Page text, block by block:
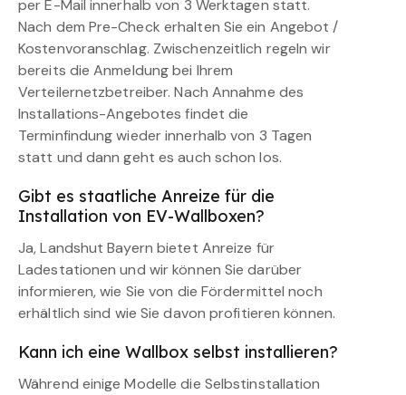
per E-Mail innerhalb von 3 Werktagen statt.
Nach dem Pre-Check erhalten Sie ein Angebot /
Kostenvoranschlag. Zwischenzeitlich regeln wir
bereits die Anmeldung bei Ihrem
Verteilernetzbetreiber. Nach Annahme des
Installations-Angebotes findet die
Terminfindung wieder innerhalb von 3 Tagen
statt und dann geht es auch schon los.
Gibt es staatliche Anreize für die
Installation von EV-Wallboxen?
Ja, Landshut Bayern bietet Anreize für
Ladestationen und wir können Sie darüber
informieren, wie Sie von die Fördermittel noch
erhältlich sind wie Sie davon profitieren können.
Kann ich eine Wallbox selbst installieren?
Während einige Modelle die Selbstinstallation